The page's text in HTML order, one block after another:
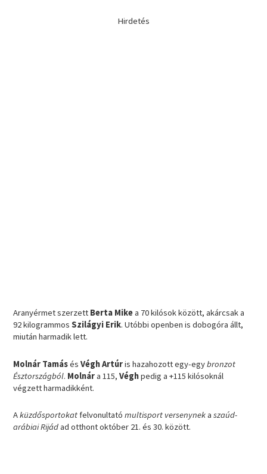
Hirdetés
Aranyérmet szerzett Berta Mikea 70 kilósok között, akárcsak a
92 kilogrammosSzilágyi Erik. Utóbbi openben is dobogóra állt,
miután harmadik lett.
Molnár TamásésVégh Artúris hazahozott egy-egybronzot
Észtországból. Molnára 115,Véghpedig a +115 kilósoknál
végzett harmadikként.
Aküzdősportokatfelvonultatómultisport versenynekaszaúd-
arábiai Rijádad otthont október 21. és 30. között.